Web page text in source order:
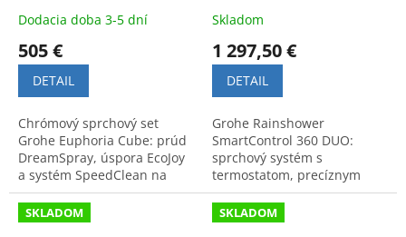
Dodacia doba 3-5 dní
505 €
DETAIL
Chrómový sprchový set
Grohe Euphoria Cube: prúd
DreamSpray, úspora EcoJoy
a systém SpeedClean na
jednoduché odstránenie
vodného kameňa. Špičkový
dizajn.
Skladom
1 297,50 €
DETAIL
Grohe Rainshower
SmartControl 360 DUO:
sprchový systém s
termostatom, precíznym
ovládaním a relaxačným
prúdom. Nemecká kvalita
pre modernú kúpeľňu.
SKLADOM SKLADOM